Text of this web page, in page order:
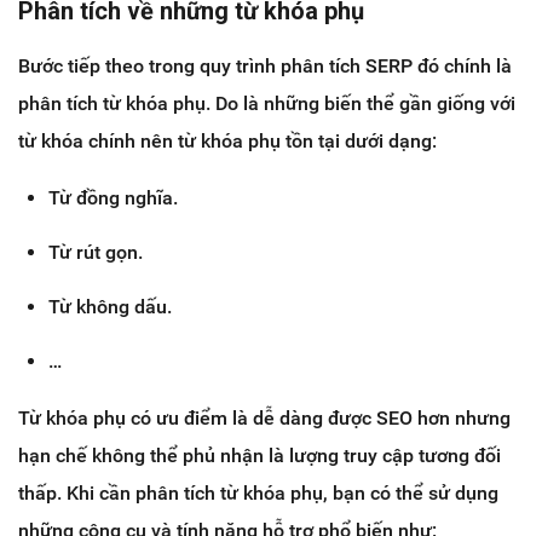
Phân tích về những từ khóa phụ
Bước tiếp theo trong quy trình phân tích SERP đó chính là
phân tích từ khóa phụ. Do là những biến thể gần giống với
từ khóa chính nên từ khóa phụ tồn tại dưới dạng:
Từ đồng nghĩa.
Từ rút gọn.
Từ không dấu.
…
Từ khóa phụ có ưu điểm là dễ dàng được SEO hơn nhưng
hạn chế không thể phủ nhận là lượng truy cập tương đối
thấp. Khi cần phân tích từ khóa phụ, bạn có thể sử dụng
những công cụ và tính năng hỗ trợ phổ biến như: